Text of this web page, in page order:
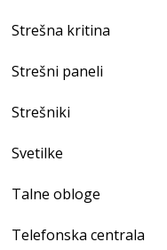
Strešna kritina
Strešni paneli
Strešniki
Svetilke
Talne obloge
Telefonska centrala